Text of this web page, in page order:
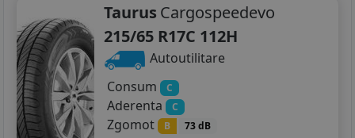
Taurus Cargospeedevo
215/65 R17C 112H
Autoutilitare
Consum
C
Aderenta C
Zgomot B 73 dB